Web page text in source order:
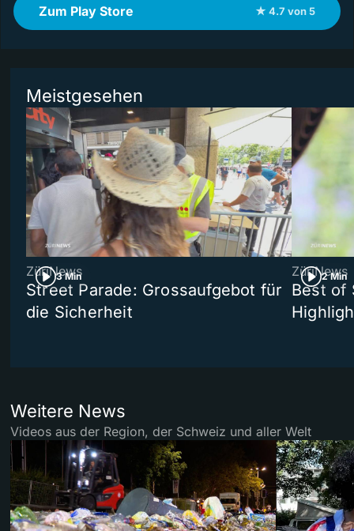
Zum Play Store ★ 4.7 von 5
Meistgesehen
3 Min
ZüriNews
Street Parade: Grossaufgebot für
die Sicherheit
2 Min
ZüriNews
Best of
Weitere News
Videos aus der Region, der Schweiz und aller Welt